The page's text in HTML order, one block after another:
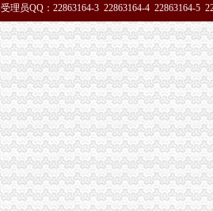
受理员QQ：22863164-3 22863164-4 22863164-5